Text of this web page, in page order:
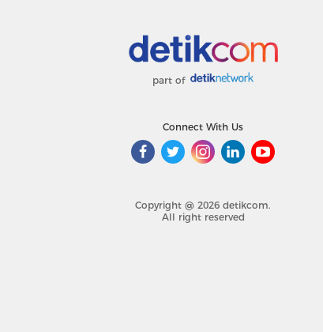
part of
Connect With Us
Copyright @ 2026 detikcom.
All right reserved